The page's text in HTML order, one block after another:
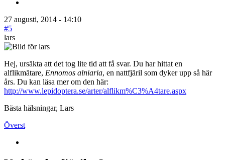
27 augusti, 2014 - 14:10
#5
lars
Hej, ursäkta att det tog lite tid att få svar. Du har hittat en
alflikmätare, Ennomos alniaria, en nattfjäril som dyker upp så här
års. Du kan läsa mer om den här:
http://www.lepidoptera.se/arter/alflikm%C3%A4tare.aspx
Bästa hälsningar, Lars
Överst